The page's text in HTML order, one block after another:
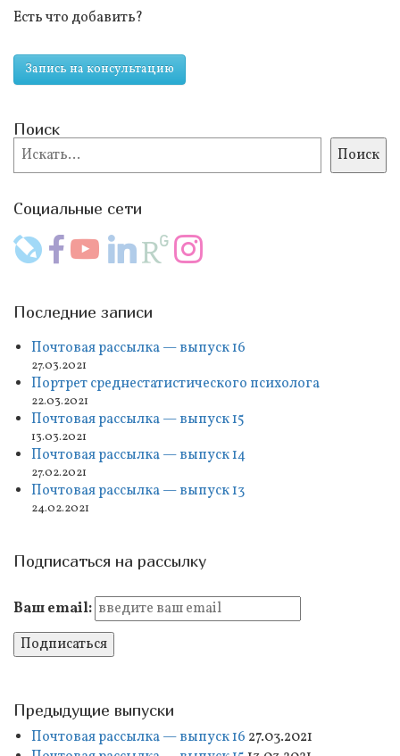
Есть что добавить?
Запись на консультацию
Поиск
Поиск Поиск
Социальные сети
Последние записи
Почтовая рассылка — выпуск 16
27.03.2021
Портрет среднестатистического психолога
22.03.2021
Почтовая рассылка — выпуск 15
13.03.2021
Почтовая рассылка — выпуск 14
27.02.2021
Почтовая рассылка — выпуск 13
24.02.2021
Подписаться на рассылку
Ваш email:
Предыдущие выпуски
Почтовая рассылка — выпуск 16 27.03.2021